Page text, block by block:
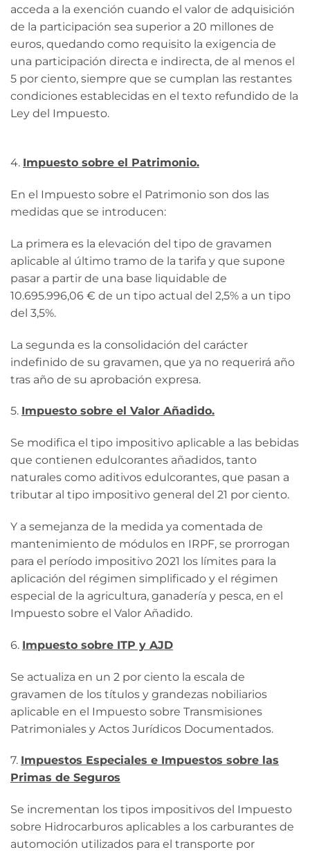
acceda a la exención cuando el valor de adquisición
de la participación sea superior a 20 millones de
euros, quedando como requisito la exigencia de
una participación directa e indirecta, de al menos el
5 por ciento, siempre que se cumplan las restantes
condiciones establecidas en el texto refundido de la
Ley del Impuesto.
4. Impuesto sobre el Patrimonio.
En el Impuesto sobre el Patrimonio son dos las
medidas que se introducen:
La primera es la elevación del tipo de gravamen
aplicable al último tramo de la tarifa y que supone
pasar a partir de una base liquidable de
10.695.996,06 € de un tipo actual del 2,5% a un tipo
del 3,5%.
La segunda es la consolidación del carácter
indefinido de su gravamen, que ya no requerirá año
tras año de su aprobación expresa.
5. Impuesto sobre el Valor Añadido.
Se modifica el tipo impositivo aplicable a las bebidas
que contienen edulcorantes añadidos, tanto
naturales como aditivos edulcorantes, que pasan a
tributar al tipo impositivo general del 21 por ciento.
Y a semejanza de la medida ya comentada de
mantenimiento de módulos en IRPF, se prorrogan
para el período impositivo 2021 los límites para la
aplicación del régimen simplificado y el régimen
especial de la agricultura, ganadería y pesca, en el
Impuesto sobre el Valor Añadido.
6. Impuesto sobre ITP y AJD
Se actualiza en un 2 por ciento la escala de
gravamen de los títulos y grandezas nobiliarios
aplicable en el Impuesto sobre Transmisiones
Patrimoniales y Actos Jurídicos Documentados.
7. Impuestos Especiales e Impuestos sobre las
Primas de Seguros
Se incrementan los tipos impositivos del Impuesto
sobre Hidrocarburos aplicables a los carburantes de
automoción utilizados para el transporte por